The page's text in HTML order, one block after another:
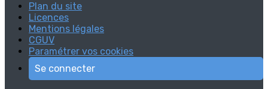
Plan du site
Licences
Mentions légales
CGUV
Paramétrer vos cookies
Se connecter